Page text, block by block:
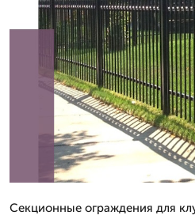
Секционные ограждения для